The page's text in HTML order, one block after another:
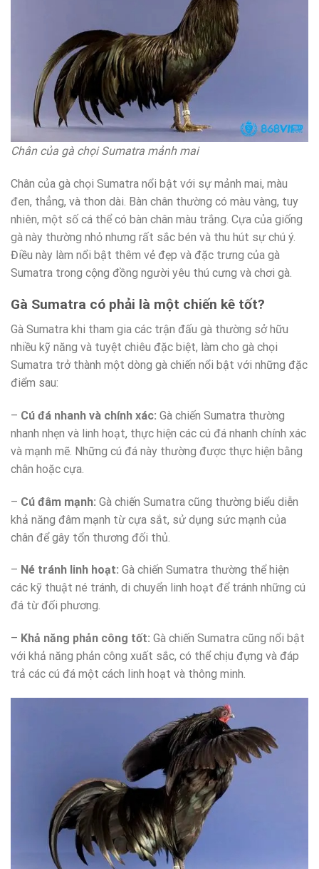
Chân của gà chọi Sumatra mảnh mai
Chân của gà chọi Sumatra nổi bật với sự mảnh mai, màu
đen, thẳng, và thon dài. Bàn chân thường có màu vàng, tuy
nhiên, một số cá thể có bàn chân màu trắng. Cựa của giống
gà này thường nhỏ nhưng rất sắc bén và thu hút sự chú ý.
Điều này làm nổi bật thêm vẻ đẹp và đặc trưng của gà
Sumatra trong cộng đồng người yêu thú cưng và chơi gà.
Gà Sumatra có phải là một chiến kê tốt?
Gà Sumatra khi tham gia các trận đấu gà thường sở hữu
nhiều kỹ năng và tuyệt chiêu đặc biệt, làm cho gà chọi
Sumatra trở thành một dòng gà chiến nổi bật với những đặc
điểm sau:
– Cú đá nhanh và chính xác: Gà chiến Sumatra thường
nhanh nhẹn và linh hoạt, thực hiện các cú đá nhanh chính xác
và mạnh mẽ. Những cú đá này thường được thực hiện bằng
chân hoặc cựa.
– Cú đâm mạnh: Gà chiến Sumatra cũng thường biểu diễn
khả năng đâm mạnh từ cựa sắt, sử dụng sức mạnh của
chân để gây tổn thương đối thủ.
– Né tránh linh hoạt: Gà chiến Sumatra thường thể hiện
các kỹ thuật né tránh, di chuyển linh hoạt để tránh những cú
đá từ đối phương.
– Khả năng phản công tốt: Gà chiến Sumatra cũng nổi bật
với khả năng phản công xuất sắc, có thể chịu đựng và đáp
trả các cú đá một cách linh hoạt và thông minh.